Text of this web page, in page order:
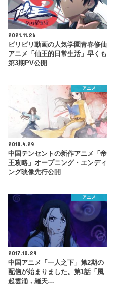
2021.11.26
ビリビリ動画の人気学園青春修仙
アニメ「仙王的日常生活」早くも
第3期PV公開
アニメ
2018.4.29
中国テンセントの新作アニメ「帝
王攻略」オープニング・エンディ
ング映像先行公開
アニメ
2017.10.29
中国アニメ「一人之下」第2期の
配信が始まりました。第1話「風
起雲涌，羅天…